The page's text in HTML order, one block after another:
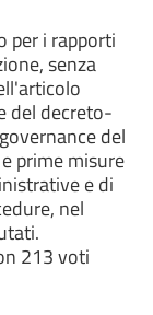
per i rapporti
senza
del decreto-
del
prime misure
e di
nel
213 voti